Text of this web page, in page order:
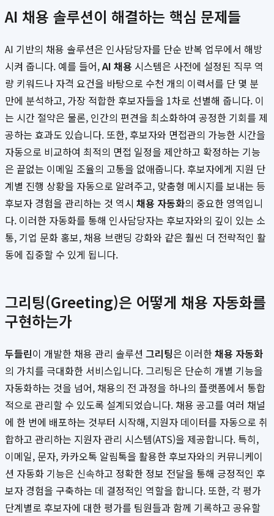
AI 채용 솔루션이 해결하는 핵심 문제들
AI 기반의 채용 솔루션은 인사담당자를 단순 반복 업무에서 해방
시켜 줍니다. 예를 들어,AI 채용 시스템은 사전에 설정된 직무 역
량 키워드나 자격 요건을 바탕으로 수천 개의 이력서를 단 몇 분
만에 분석하고, 가장 적합한 후보자들을 1차로 선별해 줍니다. 이
는 시간 절약은 물론, 인간의 편견을 최소화하여 공정한 기회를 제
공하는 효과도 있습니다. 또한, 후보자와 면접관의 가능한 시간을
자동으로 비교하여 최적의 면접 일정을 제안하고 확정하는 기능
은 끝없는 이메일 조율의 고통을 없애줍니다. 후보자에게 지원 단
계별 진행 상황을 자동으로 알려주고, 맞춤형 메시지를 보내는 등
후보자 경험을 관리하는 것 역시 채용 자동화의 중요한 영역입니
다. 이러한 자동화를 통해 인사담당자는 후보자와의 깊이 있는 소
통, 기업 문화 홍보, 채용 브랜딩 강화와 같은 훨씬 더 전략적인 활
동에 집중할 수 있게 됩니다.
그리팅(Greeting)은 어떻게 채용 자동화를
구현하는가
두들린이 개발한 채용 관리 솔루션 그리팅은 이러한채용 자동화
의 가치를 극대화한 서비스입니다. 그리팅은 단순히 개별 기능을
자동화하는 것을 넘어, 채용의 전 과정을 하나의 플랫폼에서 통합
적으로 관리할 수 있도록 설계되었습니다. 채용 공고를 여러 채널
에 한 번에 배포하는 것부터 시작해, 지원자 데이터를 자동으로 취
합하고 관리하는 지원자 관리 시스템(ATS)을 제공합니다. 특히,
이메일, 문자, 카카오톡 알림톡을 활용한 후보자와의 커뮤니케이
션 자동화 기능은 신속하고 정확한 정보 전달을 통해 긍정적인 후
보자 경험을 구축하는 데 결정적인 역할을 합니다. 또한, 각 평가
단계별로 후보자에 대한 평가를 팀원들과 함께 기록하고 공유할